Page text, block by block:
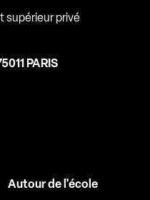
supérieur privé
PARIS
Autour de l'école